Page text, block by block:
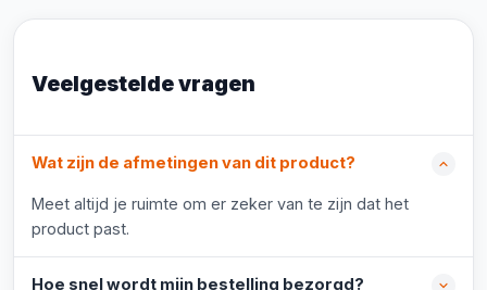
Veelgestelde vragen
Wat zijn de afmetingen van dit product?
Meet altijd je ruimte om er zeker van te zijn dat het
product past.
Hoe snel wordt mijn bestelling bezorgd?